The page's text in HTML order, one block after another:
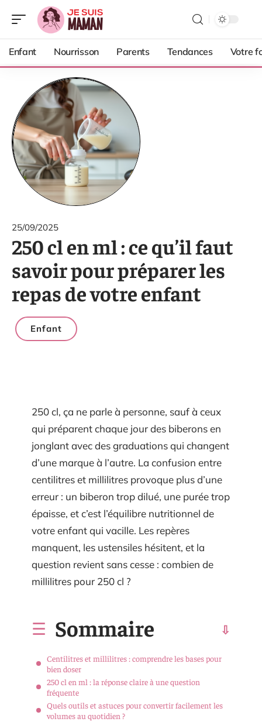
Enfant Nourrisson Parents Tendances Votre
25/09/2025
250 cl en ml : ce qu’il faut
savoir pour préparer les
repas de votre enfant
Enfant
250 cl, ça ne parle à personne, sauf à ceux
qui préparent chaque jour des biberons en
jonglant avec des graduations qui changent
d’une marque à l’autre. La confusion entre
centilitres et millilitres provoque plus d’une
erreur : un biberon trop dilué, une purée trop
épaisse, et c’est l’équilibre nutritionnel de
votre enfant qui vacille. Les repères
manquent, les ustensiles hésitent, et la
question revient sans cesse : combien de
millilitres pour 250 cl ?
Sommaire
Centilitres et millilitres : comprendre les bases pour
bien doser
250 cl en ml : la réponse claire à une question
fréquente
Quels outils et astuces pour convertir facilement les
volumes au quotidien ?